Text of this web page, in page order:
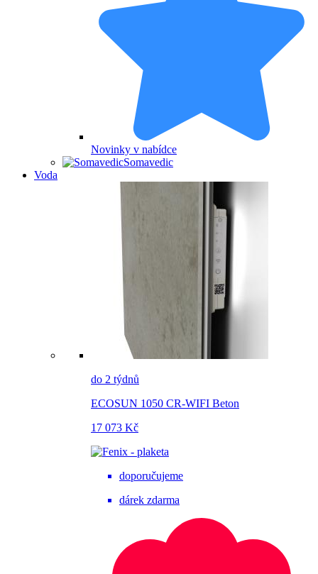
Novinky v nabídce
Somavedic
Voda
do 2 týdnů
ECOSUN 1050 CR-WIFI Beton
17 073 Kč
doporučujeme
dárek zdarma